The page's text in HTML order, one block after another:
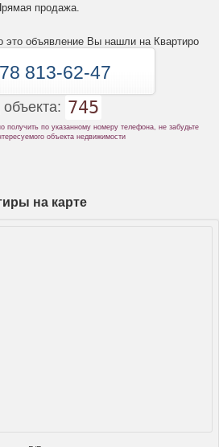
продажа.
это объявление Вы нашли на Квартиро
813-62-47
объекта: 745
по указанному номеру телефона, не забудьте
объекта недвижимости
на карте